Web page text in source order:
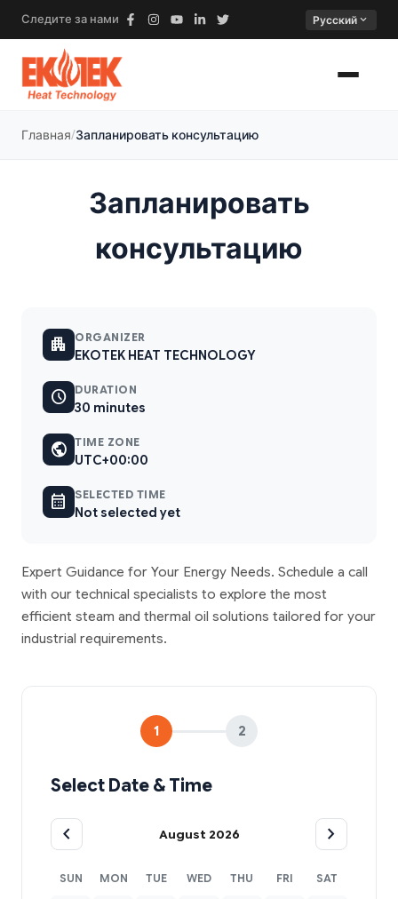
Следите за нами Русский expand_more
Главная Запланировать консультацию
Запланировать
консультацию
apartment ORGANIZER
EKOTEK HEAT TECHNOLOGY
schedule DURATION
30 minutes
public TIME ZONE
UTC+00:00
calendar_month SELECTED TIME
Not selected yet
Expert Guidance for Your Energy Needs. Schedule a call
with our technical specialists to explore the most
efficient steam and thermal oil solutions tailored for your
industrial requirements.
1 2
Select Date & Time
chevron_left August 2026 chevron_right
SUN MON TUE WED THU FRI SAT